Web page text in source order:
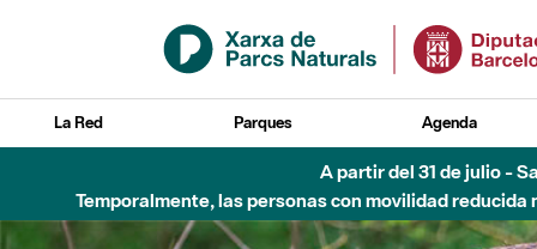
Saltar al contenido principal
La Red Parques Agenda
A partir del 31 de julio -
Temporalmente, las personas con movilidad